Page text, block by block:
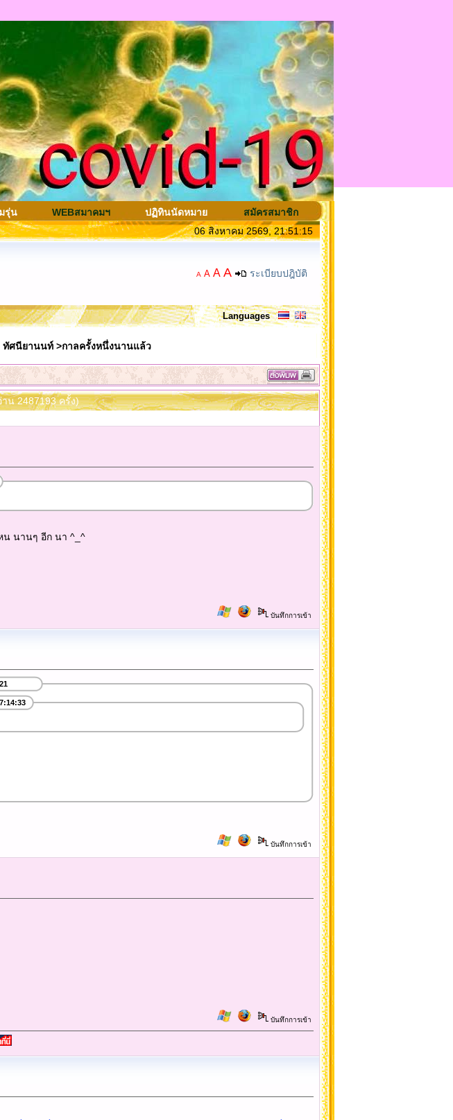
รุ่น WEBสมาคมฯ ปฏิทินนัดหมาย
สมัครสมาชิก
06 สิงหาคม 2569, 21:51:15
A A A A ระเบียบปฎิบัติ
Languages
ทัศนียานนท์ >กาลครั้งหนึ่งนานแล้ว
น 2487193 ครั้ง)
น นานๆ อีก นา ^_^
บันทึกการเข้า
บันทึกการเข้า
บันทึกการเข้า